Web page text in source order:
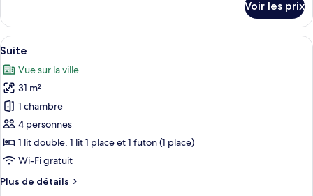
le
type
de
Suite
Voir les prix
Afficher
toutes
les
photos
pour
ce
type
de
chambre :
Suite
21
Suite
Vue sur la ville
31 m²
1 chambre
4 personnes
1 lit double, 1 lit 1 place et 1 futon (1 place)
Wi-Fi gratuit
Plus de détails
Plus